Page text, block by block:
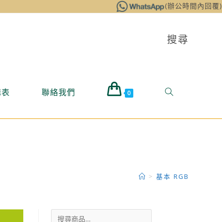
(辦公時間內回覆)
搜尋
聯絡我們 0
> 基本 RGB